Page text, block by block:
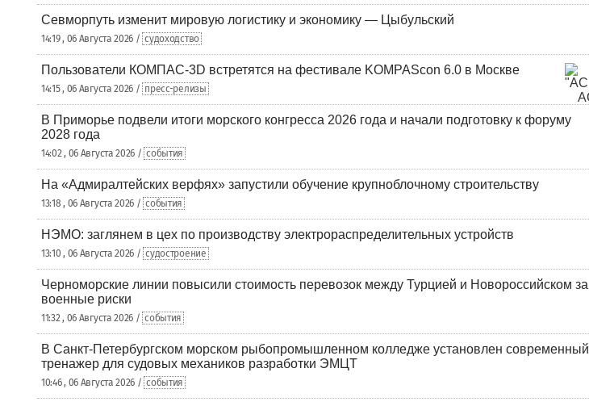
Севморпуть изменит мировую логистику и экономику — Цыбульский
14:19 , 06 Августа 2026 / судоходство
Пользователи КОМПАС-3D встретятся на фестивале KOMPAScon 6.0 в Москве
14:15 , 06 Августа 2026 / пресс-релизы
В Приморье подвели итоги морского конгресса 2026 года и начали подготовку к форуму
2028 года
14:02 , 06 Августа 2026 / события
На «Адмиралтейских верфях» запустили обучение крупноблочному строительству
13:18 , 06 Августа 2026 / события
НЭМО: заглянем в цех по производству электрораспределительных устройств
13:10 , 06 Августа 2026 / судостроение
Черноморские линии повысили стоимость перевозок между Турцией и Новороссийском за
военные риски
11:32 , 06 Августа 2026 / события
В Санкт-Петербургском морском рыбопромышленном колледже установлен современный
тренажер для судовых механиков разработки ЭМЦТ
10:46 , 06 Августа 2026 / события